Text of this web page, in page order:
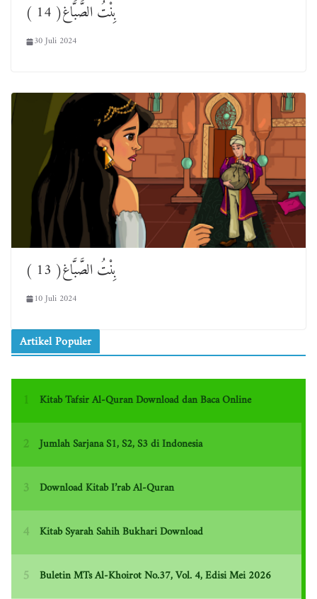
بِنْتُ الصَّبَّاغ( 14 )
30 Juli 2024
بِنْتُ الصَّبَّاغ( 13 )
10 Juli 2024
Artikel Populer